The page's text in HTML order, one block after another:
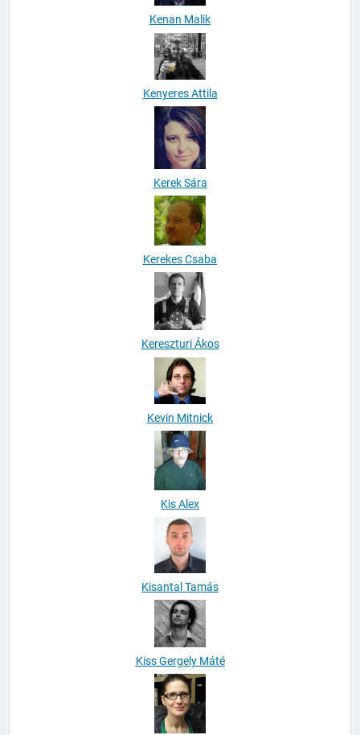
Kenan Malik
Kenyeres Attila
Kerek Sára
Kerekes Csaba
Kereszturi Ákos
Kevin Mitnick
Kis Alex
Kisantal Tamás
Kiss Gergely Máté